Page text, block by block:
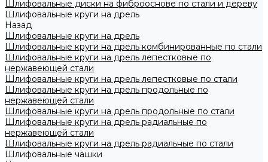
Шлифовальные диски на фиброоснове по стали и дереву
Шлифовальные круги на дрель
Назад
Шлифовальные круги на дрель
Шлифовальные круги на дрель комбинированные по стали
Шлифовальные круги на дрель лепестковые по
нержавеющей стали
Шлифовальные круги на дрель лепестковые по стали
Шлифовальные круги на дрель продольные по
нержавеющей стали
Шлифовальные круги на дрель продольные по стали
Шлифовальные круги на дрель радиальные по
нержавеющей стали
Шлифовальные круги на дрель радиальные по стали
Шлифовальные чашки